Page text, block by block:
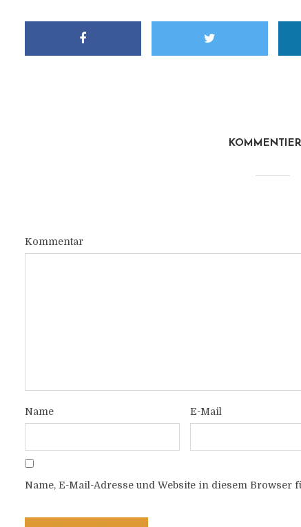
Kommentar
Name E-Mail
Name, E-Mail-Adresse und Website in diesem